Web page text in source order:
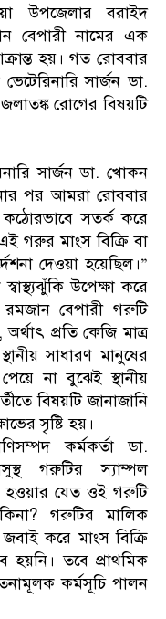
উপজেলার বরাইদ
বেপারী নামের এক
হয়। গত রোববার
সার্জন ডা.
রোগের বিষয়টি
সার্জন ডা. খোকন
পর আমরা রোববার
সতর্ক করে
গরুর মাংস বিক্রি বা
দেওয়া হয়েছিল।”​
উপেক্ষা করে
বেপারী গরুটি
প্রতি কেজি মাত্র
সাধারণ মানুষের
না বুঝেই স্থানীয়
বিষয়টি জানাজানি
সৃষ্টি হয়।
কর্মকর্তা ডা.
গরুটির স্যাম্পল
হওয়ার যেত ওই গরুটি
গরুটির মালিক
করে মাংস বিক্রি
হয়নি। তবে প্রাথমিক
কর্মসূচি পালন